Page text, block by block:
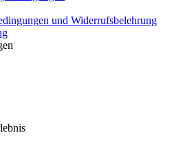
und Widerrufsbelehrung